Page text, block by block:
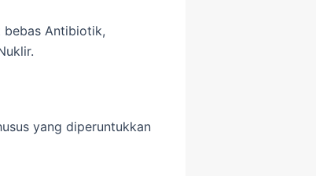
bebas Antibiotik,
yang diperuntukkan